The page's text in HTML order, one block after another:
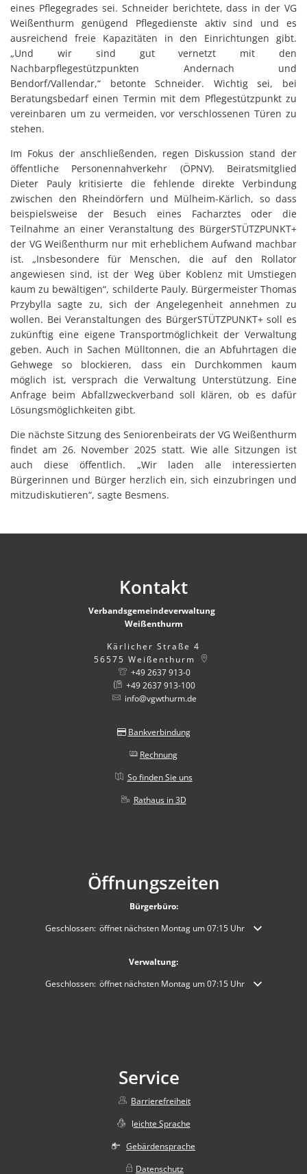
eines Pflegegrades sei. Schneider berichtete, dass in der VG
Weißenthurm genügend Pflegedienste aktiv sind und es
ausreichend freie Kapazitäten in den Einrichtungen gibt.
„Und wir sind gut vernetzt mit den
Nachbarpflegestützpunkten Andernach und
Bendorf/Vallendar,“ betonte Schneider. Wichtig sei, bei
Beratungsbedarf einen Termin mit dem Pflegestützpunkt zu
vereinbaren um zu vermeiden, vor verschlossenen Türen zu
stehen.
Im Fokus der anschließenden, regen Diskussion stand der
öffentliche Personennahverkehr (ÖPNV). Beiratsmitglied
Dieter Pauly kritisierte die fehlende direkte Verbindung
zwischen den Rheindörfern und Mülheim-Kärlich, so dass
beispielsweise der Besuch eines Facharztes oder die
Teilnahme an einer Veranstaltung des BürgerSTÜTZPUNKT+
der VG Weißenthurm nur mit erheblichem Aufwand machbar
ist. „Insbesondere für Menschen, die auf den Rollator
angewiesen sind, ist der Weg über Koblenz mit Umstiegen
kaum zu bewältigen“, schilderte Pauly. Bürgermeister Thomas
Przybylla sagte zu, sich der Angelegenheit annehmen zu
wollen. Bei Veranstaltungen des BürgerSTÜTZPUNKT+ soll es
zukünftig eine eigene Transportmöglichkeit der Verwaltung
geben. Auch in Sachen Mülltonnen, die an Abfuhrtagen die
Gehwege so blockieren, dass ein Durchkommen kaum
möglich ist, versprach die Verwaltung Unterstützung. Eine
Anfrage beim Abfallzweckverband soll klären, ob es dafür
Lösungsmöglichkeiten gibt.
Die nächste Sitzung des Seniorenbeirats der VG Weißenthurm
findet am 26. November 2025 statt. Wie alle Sitzungen ist
auch diese öffentlich. „Wir laden alle interessierten
Bürgerinnen und Bürger herzlich ein, sich einzubringen und
mitzudiskutieren“, sagte Besmens.
Kontakt
Verbandsgemeindeverwaltung
Weißenthurm
Kärlicher Straße 4
56575 Weißenthurm
+49 2637 913-0
+49 2637 913-100
info@vgwthurm.de
Bankverbindung
Rechnung
So finden Sie uns
Rathaus in 3D
Öffnungszeiten
Bürgerbüro:
Klicken, um weitere Öffnungs- oder Schließzeiten auszublenden
Geschlossen: öffnet nächsten Montag um 07:15 Uhr
Verwaltung:
Klicken, um weitere Öffnungs- oder Schließzeiten auszublenden
Geschlossen: öffnet nächsten Montag um 07:15 Uhr
Service
Barrierefreiheit
leichte Sprache
Gebärdensprache
Datenschutz